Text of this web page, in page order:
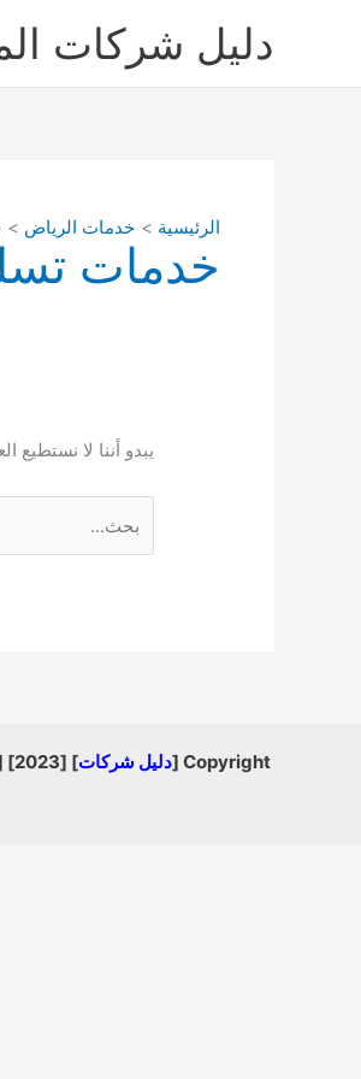
دليل شركات
الرئيسية خدمات الرياض
خدمات
يبدو أننا لا
Copyright [ دليل شركات] [2023] [